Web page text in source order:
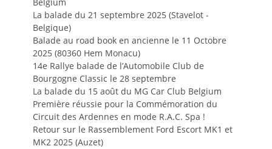
Belgium
La balade du 21 septembre 2025 (Stavelot -
Belgique)
Balade au road book en ancienne le 11 Octobre
2025 (80360 Hem Monacu)
14e Rallye balade de l’Automobile Club de
Bourgogne Classic le 28 septembre
La balade du 15 août du MG Car Club Belgium
Première réussie pour la Commémoration du
Circuit des Ardennes en mode R.A.C. Spa !
Retour sur le Rassemblement Ford Escort MK1 et
MK2 2025 (Auzet)